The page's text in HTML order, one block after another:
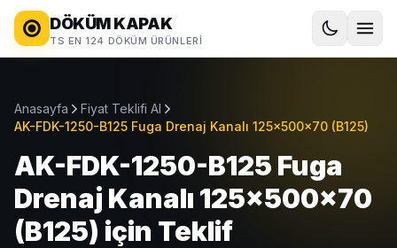
DÖKÜM KAPAK
TS EN 124 DÖKÜM ÜRÜNLERI
Anasayfa
Fiyat Teklifi Al
AK-FDK-1250-B125 Fuga Drenaj Kanalı 125x500x70 (B125)
AK-FDK-1250-B125 Fuga
Drenaj Kanalı 125x500x70
(B125) için Teklif